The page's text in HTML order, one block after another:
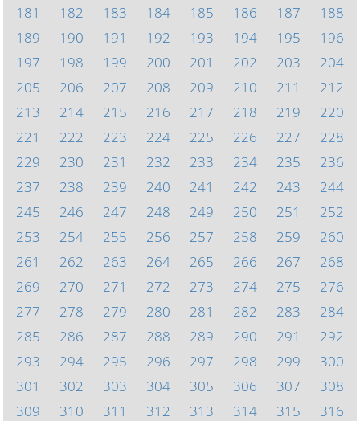
181
182 183 184 185 186 187
188
189
190 191 192 193 194 195
196
197
198 199 200 201 202 203
204
205
206 207 208 209 210 211
212
213
214 215 216 217 218 219
220
221
222 223 224 225 226 227
228
229
230 231 232 233 234 235
236
237
238 239 240 241 242 243
244
245
246 247 248 249 250 251
252
253
254 255 256 257 258 259
260
261
262 263 264 265 266 267
268
269
270 271 272 273 274 275
276
277
278 279 280 281 282 283
284
285
286 287 288 289 290 291
292
293
294 295 296 297 298 299
300
301
302 303 304 305 306 307
308
309
310 311 312 313 314 315
316